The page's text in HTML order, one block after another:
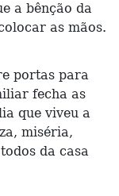
a bênção da
as mãos.
portas para
fecha as
que viveu a
miséria,
da casa